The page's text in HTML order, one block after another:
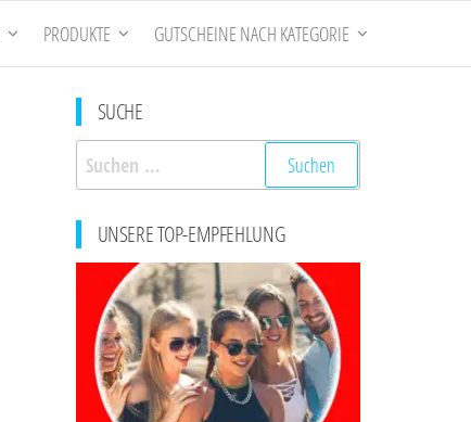
PRODUKTE GUTSCHEINE NACH KATEGORIE
SUCHE
Suchen
nach:
UNSERE TOP-EMPFEHLUNG